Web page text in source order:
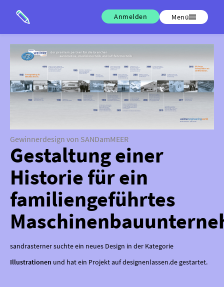
Anmelden Menü
Gewinnerdesign von SANDamMEER
Gestaltung einer
Historie für ein
familiengeführtes
sandrasterner suchte ein neues Design in der Kategorie
Illustrationen und hat ein Projekt auf designenlassen.de gestartet.